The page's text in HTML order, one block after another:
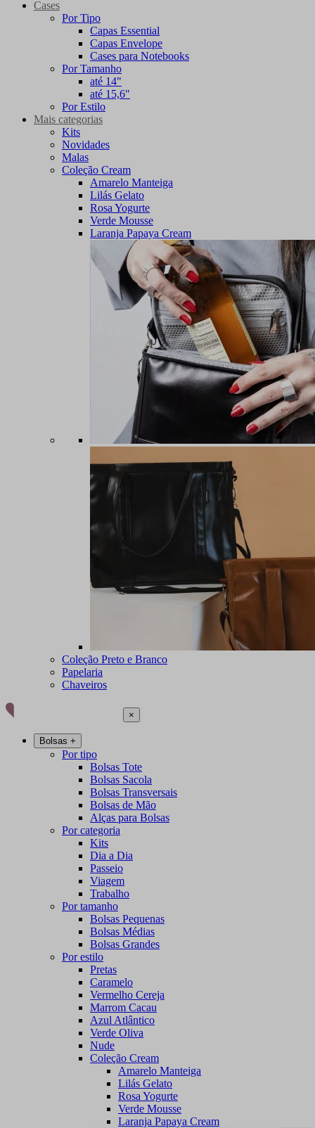
Cases
Por Tipo
Capas Essential
Capas Envelope
Cases para Notebooks
Por Tamanho
até 14"
até 15,6"
Por Estilo
Mais categorias
Kits
Novidades
Malas
Coleção Cream
Amarelo Manteiga
Lilás Gelato
Rosa Yogurte
Verde Mousse
Laranja Papaya Cream
Coleção Preto e Branco
Papelaria
Chaveiros
×
Bolsas +
Por tipo
Bolsas Tote
Bolsas Sacola
Bolsas Transversais
Bolsas de Mão
Alças para Bolsas
Por categoria
Kits
Dia a Dia
Passeio
Viagem
Trabalho
Por tamanho
Bolsas Pequenas
Bolsas Médias
Bolsas Grandes
Por estilo
Pretas
Caramelo
Vermelho Cereja
Marrom Cacau
Azul Atlântico
Verde Oliva
Nude
Coleção Cream
Amarelo Manteiga
Lilás Gelato
Rosa Yogurte
Verde Mousse
Laranja Papaya Cream